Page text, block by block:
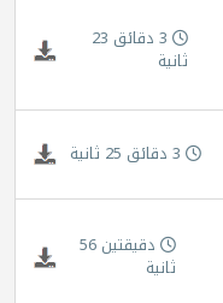
3 دقائق 23
ثانية
3 دقائق 25 ثانية
دقيقتين 56
ثانية